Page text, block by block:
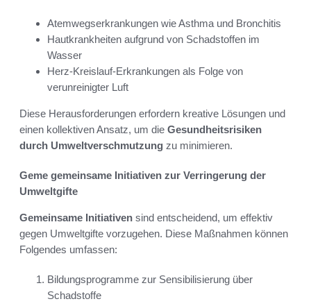
Atemwegserkrankungen wie Asthma und Bronchitis
Hautkrankheiten aufgrund von Schadstoffen im
Wasser
Herz-Kreislauf-Erkrankungen als Folge von
verunreinigter Luft
Diese Herausforderungen erfordern kreative Lösungen und
einen kollektiven Ansatz, um die Gesundheitsrisiken
durch Umweltverschmutzung zu minimieren.
Geme gemeinsame Initiativen zur Verringerung der
Umweltgifte
Gemeinsame Initiativen sind entscheidend, um effektiv
gegen Umweltgifte vorzugehen. Diese Maßnahmen können
Folgendes umfassen:
Bildungsprogramme zur Sensibilisierung über
Schadstoffe